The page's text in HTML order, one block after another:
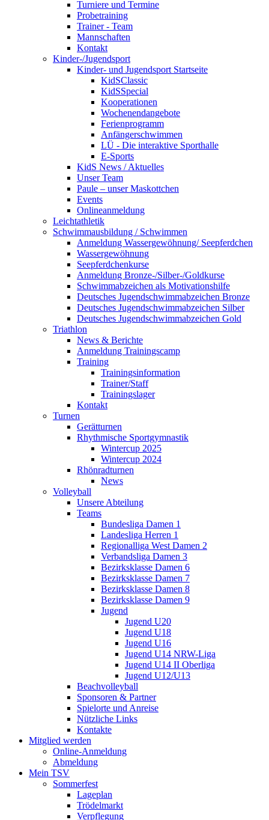
Turniere und Termine
Probetraining
Trainer - Team
Mannschaften
Kontakt
Kinder-/Jugendsport
Kinder- und Jugendsport Startseite
KidSClassic
KidSSpecial
Kooperationen
Wochenendangebote
Ferienprogramm
Anfängerschwimmen
LÜ - Die interaktive Sporthalle
E-Sports
KidS News / Aktuelles
Unser Team
Paule – unser Maskottchen
Events
Onlineanmeldung
Leichtathletik
Schwimmausbildung / Schwimmen
Anmeldung Wassergewöhnung/ Seepferdchen
Wassergewöhnung
Seepferdchenkurse
Anmeldung Bronze-/Silber-/Goldkurse
Schwimmabzeichen als Motivationshilfe
Deutsches Jugendschwimmabzeichen Bronze
Deutsches Jugendschwimmabzeichen Silber
Deutsches Jugendschwimmabzeichen Gold
Triathlon
News & Berichte
Anmeldung Trainingscamp
Training
Trainingsinformation
Trainer/Staff
Trainingslager
Kontakt
Turnen
Gerätturnen
Rhythmische Sportgymnastik
Wintercup 2025
Wintercup 2024
Rhönradturnen
News
Volleyball
Unsere Abteilung
Teams
Bundesliga Damen 1
Landesliga Herren 1
Regionalliga West Damen 2
Verbandsliga Damen 3
Bezirksklasse Damen 6
Bezirksklasse Damen 7
Bezirksklasse Damen 8
Bezirksklasse Damen 9
Jugend
Jugend U20
Jugend U18
Jugend U16
Jugend U14 NRW-Liga
Jugend U14 II Oberliga
Jugend U12/U13
Beachvolleyball
Sponsoren & Partner
Spielorte und Anreise
Nützliche Links
Kontakte
Mitglied werden
Online-Anmeldung
Abmeldung
Mein TSV
Sommerfest
Lageplan
Trödelmarkt
Verpflegung